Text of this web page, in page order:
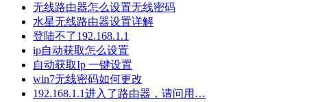
无线路由器怎么设置无线密码
水星无线路由器设置详解
登陆不了192.168.1.1
ip自动获取怎么设置
自动获取Ip 一键设置
win7无线密码如何更改
192.168.1.1进入了路由器，请问用…